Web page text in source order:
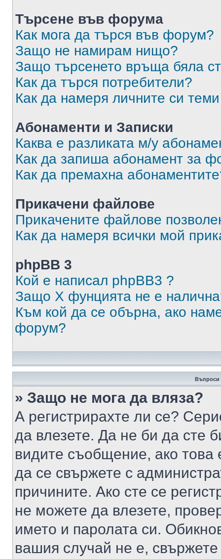
Търсене във форума
Как мога да търся във форум?
Защо не намирам нищо?
Защо търсенето връща бяла
Как да търся потребители?
Как да намеря личните си
Абонаменти и Записки
Каква е разликата м/у
Как да запиша абонамент за
Как да премахна
Прикачени файлове
Прикачените файлове
Как да намеря всички мой
phpBB 3
Кой е написал phpBB3 ?
Защо X фунцията не е
Към кой да се обърна, ако
форум?
Въпроси
» Защо не мога да вляза?
А регистрирахте ли се?
да влезете. Да не би да сте
видите съобщение, ако това
да се свържете с
причините. Ако сте се
не можете да влезете,
името и паролата си.
вашия случай не е,